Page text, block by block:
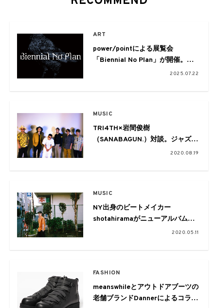
ART
power/pointによる展覧会
「Biennial No Plan」が開催。新
しいグラフィックデザイン・ビエ
2025.07.22
MUSIC
TRI4TH×岩間俊樹
（SANABAGUN.）対談。ジャズ＋
αのハイブリッド・グルーヴと熱
2020.08.19
MUSIC
NY出身のビートメイカー
shotahiramaがニューアルバム
『Stay On The Light』をリリー
2020.05.11
FASHION
meanswhileとアウトドアブーツの
老舗ブランドDannerによるコラボ